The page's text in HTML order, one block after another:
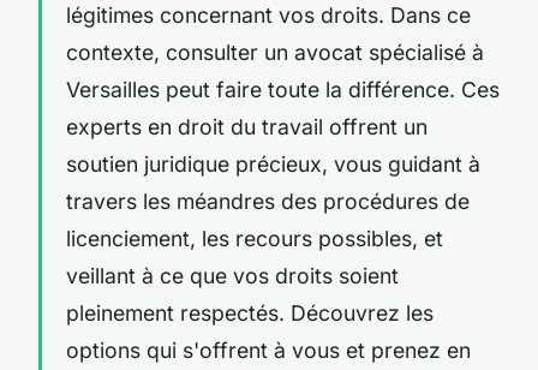
légitimes concernant vos droits. Dans ce
contexte, consulter un avocat spécialisé à
Versailles peut faire toute la différence. Ces
experts en droit du travail offrent un
soutien juridique précieux, vous guidant à
travers les méandres des procédures de
licenciement, les recours possibles, et
veillant à ce que vos droits soient
pleinement respectés. Découvrez les
options qui s'offrent à vous et prenez en